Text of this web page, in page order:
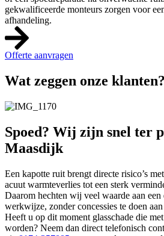
gekwalificeerde monteurs zorgen voor
afhandeling.
Offerte aanvragen
Wat zeggen onze klanten?
Spoed? Wij zijn snel ter
Maasdijk
Een kapotte ruit brengt directe risico’s
acuut warmteverlies tot een sterk
Daarom hechten wij veel waarde aan
werkwijze, zonder concessies te doen
Heeft u op dit moment glasschade die
worden? Neem dan direct telefonisch